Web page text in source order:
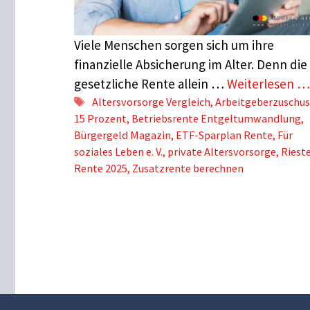
Viele Menschen sorgen sich um ihre
finanzielle Absicherung im Alter. Denn die
gesetzliche Rente allein … Weiterlesen …
Schlagwörter
Altersvorsorge Vergleich,
15 Prozent, Betriebsrente Entgeltumwandlung,
Bürgergeld Magazin, ETF-Sparplan Rente, Für
soziales Leben e. V., private Altersvorsorge,
Rente 2025, Zusatzrente berechnen